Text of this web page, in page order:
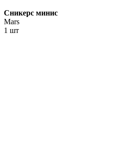
Сникерс минис
Mars
1 шт